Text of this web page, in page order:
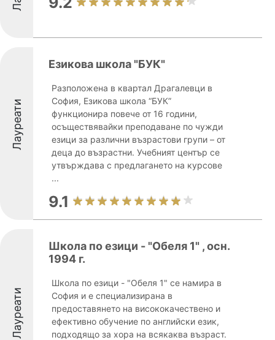
Лауреати
Езикова школа "БУК"
Разположена в квартал Драгалевци в
София, Езикова школа “БУК”
функционира повече от 16 години,
осъществявайки преподаване по чужди
езици за различни възрастови групи – от
деца до възрастни. Учебният център се
утвърждава с предлагането на курсове
...
9.1
Лауреати
Школа по езици - "Обеля 1" , осн.
1994 г.
Школа по езици - "Обеля 1" се намира в
София и е специализирана в
предоставянето на висококачествено и
ефективно обучение по английски език,
подходящо за хора на всякаква възраст.